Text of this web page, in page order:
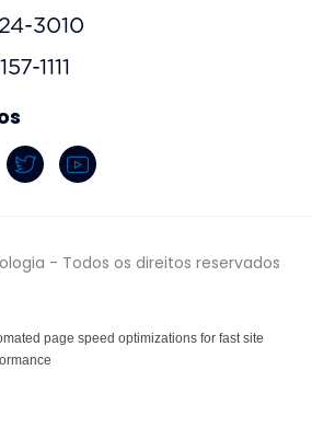
3010
1111
- Todos os direitos reservados